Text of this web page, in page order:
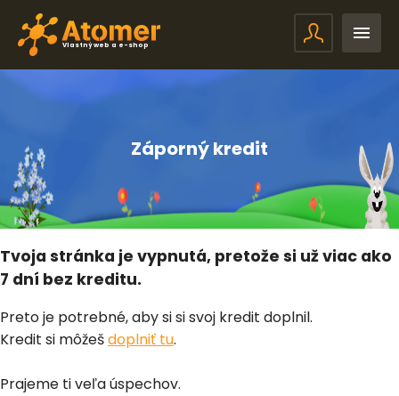
Vlastný web a e-shop
Záporný kredit
Tvoja stránka je vypnutá, pretože si už viac ako
7 dní bez kreditu.
Preto je potrebné, aby si si svoj kredit doplnil.
Kredit si môžešdoplniť tu.
Prajeme ti veľa úspechov.